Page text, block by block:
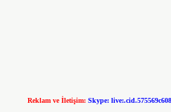
Reklam ve İletişim: Skype: